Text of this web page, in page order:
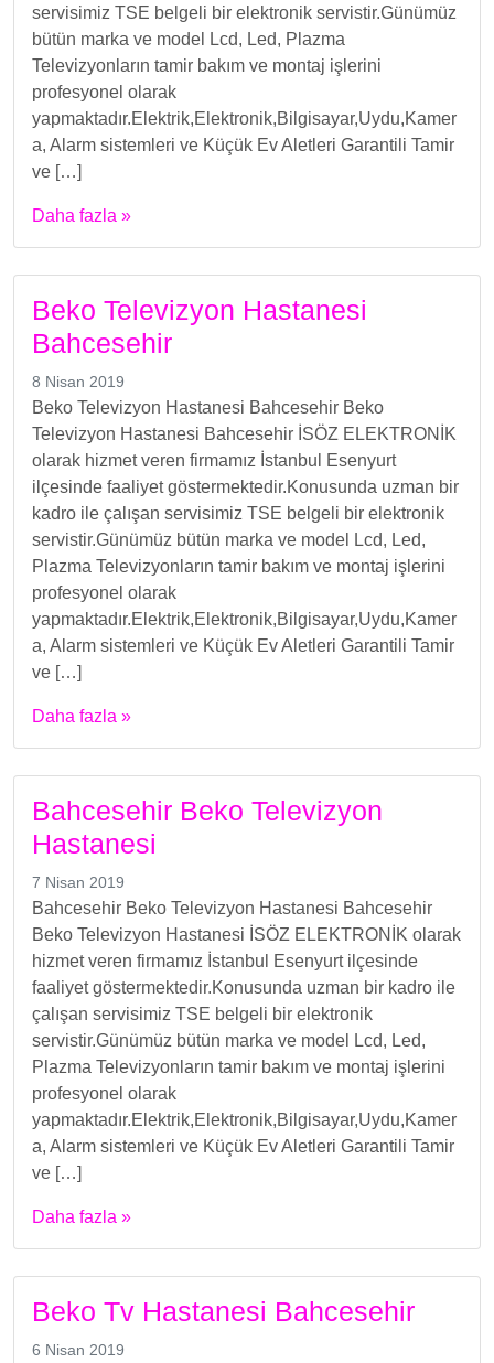
servisimiz TSE belgeli bir elektronik servistir.Günümüz
bütün marka ve model Lcd, Led, Plazma
Televizyonların tamir bakım ve montaj işlerini
profesyonel olarak
yapmaktadır.Elektrik,Elektronik,Bilgisayar,Uydu,Kamer
a, Alarm sistemleri ve Küçük Ev Aletleri Garantili Tamir
ve […]
Daha fazla »
Beko Televizyon Hastanesi
Bahcesehir
8 Nisan 2019
Beko Televizyon Hastanesi Bahcesehir Beko
Televizyon Hastanesi Bahcesehir İSÖZ ELEKTRONİK
olarak hizmet veren firmamız İstanbul Esenyurt
ilçesinde faaliyet göstermektedir.Konusunda uzman bir
kadro ile çalışan servisimiz TSE belgeli bir elektronik
servistir.Günümüz bütün marka ve model Lcd, Led,
Plazma Televizyonların tamir bakım ve montaj işlerini
profesyonel olarak
yapmaktadır.Elektrik,Elektronik,Bilgisayar,Uydu,Kamer
a, Alarm sistemleri ve Küçük Ev Aletleri Garantili Tamir
ve […]
Daha fazla »
Bahcesehir Beko Televizyon
Hastanesi
7 Nisan 2019
Bahcesehir Beko Televizyon Hastanesi Bahcesehir
Beko Televizyon Hastanesi İSÖZ ELEKTRONİK olarak
hizmet veren firmamız İstanbul Esenyurt ilçesinde
faaliyet göstermektedir.Konusunda uzman bir kadro ile
çalışan servisimiz TSE belgeli bir elektronik
servistir.Günümüz bütün marka ve model Lcd, Led,
Plazma Televizyonların tamir bakım ve montaj işlerini
profesyonel olarak
yapmaktadır.Elektrik,Elektronik,Bilgisayar,Uydu,Kamer
a, Alarm sistemleri ve Küçük Ev Aletleri Garantili Tamir
ve […]
Daha fazla »
Beko Tv Hastanesi Bahcesehir
6 Nisan 2019